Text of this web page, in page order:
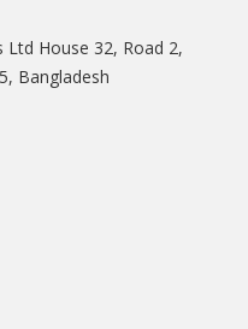
Ltd House 32, Road 2,
Bangladesh